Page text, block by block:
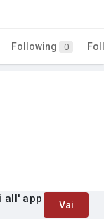
Following 0
all' app
Vai